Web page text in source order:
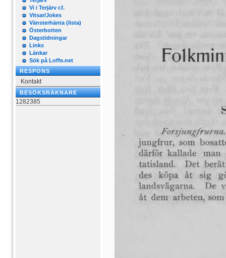
Vi i Terjärv r.f.
Vitsar/Jokes
Vänsterhänta (lista)
Österbotten
Dagstidningar
Links
Länkar
Sök på Loffe.net
RESPONS
Kontakt
BESÖKSRÄKNARE
1282385